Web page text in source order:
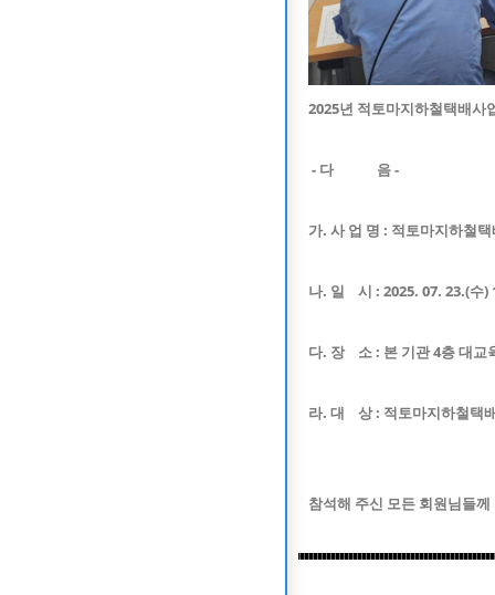
2025년 적토마지하철택배사
- 다 음 -
가. 사 업 명 : 적토마지하철
나. 일 시 : 2025. 07. 23.(수)
다. 장 소 : 본 기관 4층 대교
라. 대 상 : 적토마지하철택
참석해 주신 모든 회원님들